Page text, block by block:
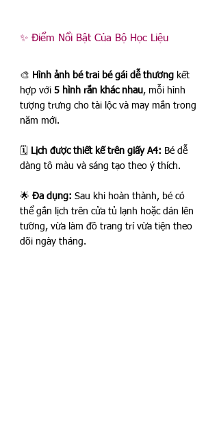
✨ Điểm Nổi Bật Của Bộ Học Liệu
🎨 Hình ảnh bé trai bé gái dễ thương kết
hợp với 5 hình rắn khác nhau, mỗi hình
tượng trưng cho tài lộc và may mắn trong
năm mới.
🗓️ Lịch được thiết kế trên giấy A4: Bé dễ
dàng tô màu và sáng tạo theo ý thích.
🌟 Đa dụng: Sau khi hoàn thành, bé có
thể gắn lịch trên cửa tủ lạnh hoặc dán lên
tường, vừa làm đồ trang trí vừa tiện theo
dõi ngày tháng.